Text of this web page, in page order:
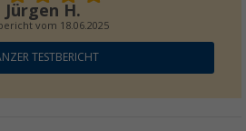
Jürgen H.
vom 18.06.2025
TESTBERICHT